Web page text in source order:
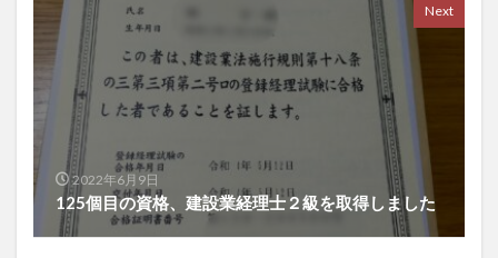
Next
2022年6月9日
125個目の資格、建設業経理士２級を取得しました